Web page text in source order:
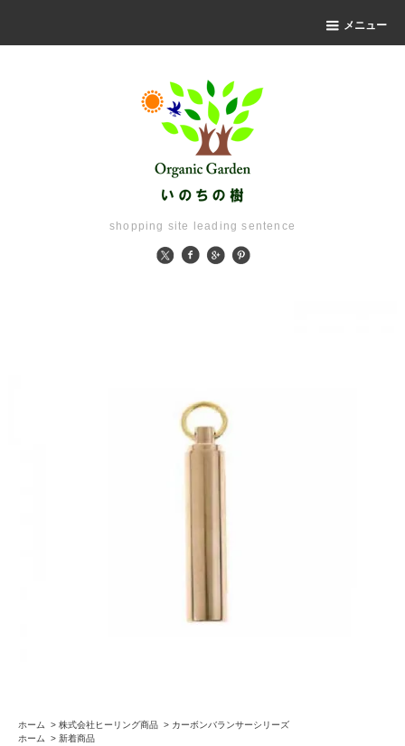
メニュー
shopping site leading sentence
ホーム > 株式会社ヒーリング商品 > カーボンバランサーシリーズ
ホーム
> 新着商品